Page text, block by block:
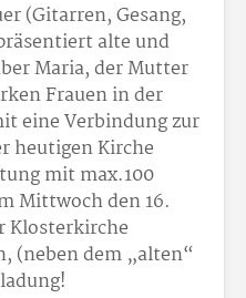
(Gitarren, Gesang,
alte und
Maria, der Mutter
Frauen in der
eine Verbindung zur
heutigen Kirche
mit max.100
Mittwoch den 16.
Klosterkirche
(neben dem „alten“